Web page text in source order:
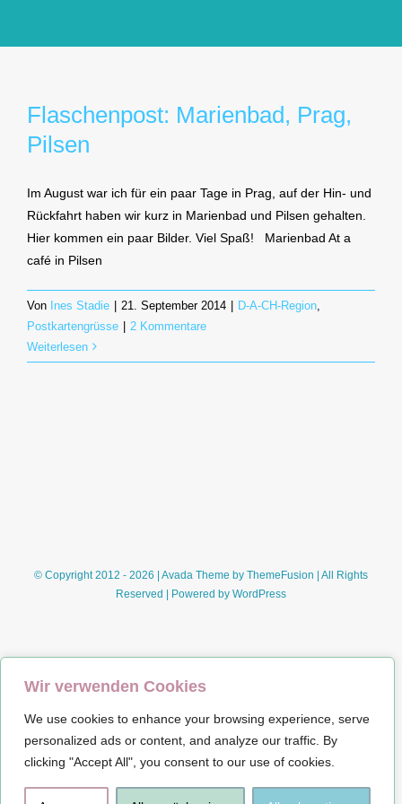
Wir verwenden Cookies
We use cookies to enhance your browsing experience, serve
personalized ads or content, and analyze our traffic. By
clicking "Accept All", you consent to our use of cookies.
Über mich
Flaschenpost: Marienbad, Prag,
Pilsen
Im August war ich für ein paar Tage in Prag, auf der Hin- und
Rückfahrt haben wir kurz in Marienbad und Pilsen gehalten.
Hier kommen ein paar Bilder. Viel Spaß! Marienbad At a
café in Pilsen
Von Ines Stadie | 21. September 2014 | D-A-CH-Region
Postkartengrüsse | 2 Kommentare
Weiterlesen
© Copyright 2012 - 2026 | Avada Theme by ThemeFusion | All Rights
Reserved | Powered by WordPress
Impressum